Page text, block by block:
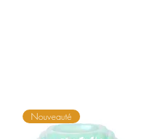
Nouveauté